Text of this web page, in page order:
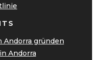
Andorra gründen
Andorra